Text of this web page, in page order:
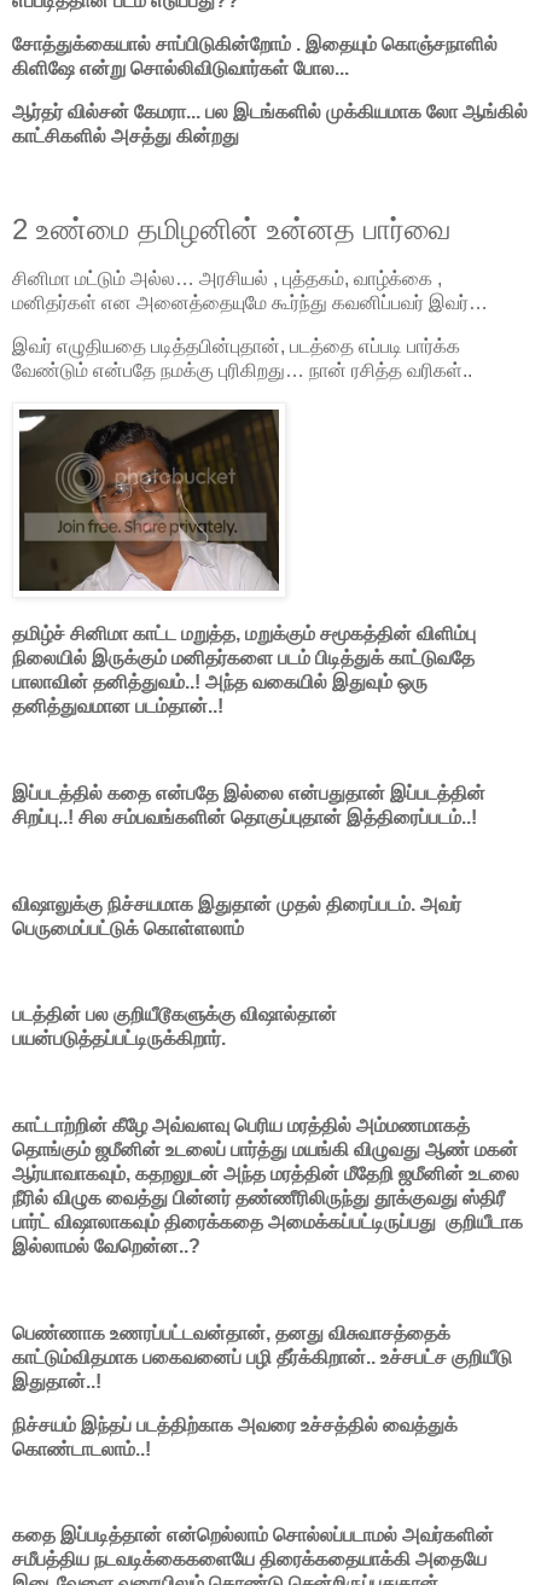
சோத்துக்கையால் சாப்பிடுகின்றோம் . இதையும் கொஞ்சநாளில்
கிளிஷே என்று சொல்லிவிடுவார்கள் போல...
ஆர்தர் வில்சன் கேமரா... பல இடங்களில் முக்கியமாக லோ ஆங்கில்
காட்சிகளில் அசத்து கின்றது
2 உண்மை தமிழனின் உன்னத பார்வை
சினிமா மட்டும் அல்ல… அரசியல் , புத்தகம், வாழ்க்கை ,
மனிதர்கள் என அனைத்தையுமே கூர்ந்து கவனிப்பவர் இவர்…
இவர் எழுதியதை படித்தபின்புதான், படத்தை எப்படி பார்க்க
வேண்டும் என்பதே நமக்கு புரிகிறது… நான் ரசித்த வரிகள்..
தமிழ்ச் சினிமா காட்ட மறுத்த, மறுக்கும் சமூகத்தின் விளிம்பு
நிலையில் இருக்கும் மனிதர்களை படம் பிடித்துக் காட்டுவதே
பாலாவின் தனித்துவம்..! அந்த வகையில் இதுவும் ஒரு
தனித்துவமான படம்தான்..!
இப்படத்தில் கதை என்பதே இல்லை என்பதுதான் இப்படத்தின்
சிறப்பு..! சில சம்பவங்களின் தொகுப்புதான் இத்திரைப்படம்..!
விஷாலுக்கு நிச்சயமாக இதுதான் முதல் திரைப்படம். அவர்
பெருமைப்பட்டுக் கொள்ளலாம்
படத்தின் பல குறியீடூகளுக்கு விஷால்தான்
பயன்படுத்தப்பட்டிருக்கிறார்.
காட்டாற்றின் கீழே அவ்வளவு பெரிய மரத்தில் அம்மணமாகத்
தொங்கும் ஜமீனின் உடலைப் பார்த்து மயங்கி விழுவது ஆண் மகன்
ஆர்யாவாகவும், கதறலுடன் அந்த மரத்தின் மீதேறி ஜமீனின் உடலை
நீரில் விழுக வைத்து பின்னர் தண்ணீரிலிருந்து தூக்குவது ஸ்திரீ
பார்ட் விஷாலாகவும் திரைக்கதை அமைக்கப்பட்டிருப்பது குறியீடாக
இல்லாமல் வேறென்ன..?
பெண்ணாக உணரப்பட்டவன்தான், தனது விசுவாசத்தைக்
காட்டும்விதமாக பகைவனைப் பழி தீர்க்கிறான்.. உச்சபட்ச குறியீடு
இதுதான்..!
நிச்சயம் இந்தப் படத்திற்காக அவரை உச்சத்தில் வைத்துக்
கொண்டாடலாம்..!
கதை இப்படித்தான் என்றெல்லாம் சொல்லப்படாமல் அவர்களின்
சமீபத்திய நடவடிக்கைகளையே திரைக்கதையாக்கி அதையே